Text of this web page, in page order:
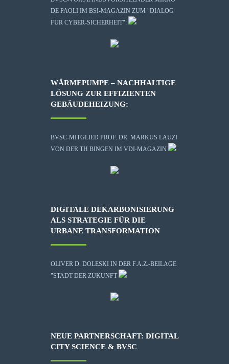
DE PAOLI IM BSI-MAGAZIN ZUM "DIALOG
FÜR CYBER-SICHERHEIT":
WÄRMEPUMPE – NACHHALTIGE
LÖSUNG ZUR EFFIZIENTEN
GEBÄUDEHEIZUNG:
BVSC-MITGLIED PROF. DR. MARKUS LAUZI
VON DER TH BINGEN IM VDI-MAGAZIN
DIGITALE DEKARBONISIERUNG
ALS STRATEGIE FÜR DIE
URBANE TRANSFORMATION
OLIVER D. DOLESKI IN DER F.A.Z.-BEILAGE
"STADT DER ZUKUNFT
NEUE PARTNERSCHAFT: DIGITAL
CITY SCIENCE & BVSC